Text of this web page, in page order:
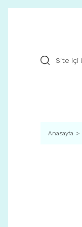
Anasayfa